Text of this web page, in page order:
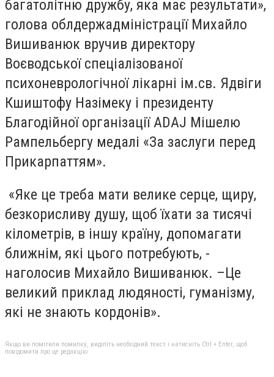
багатолітню дружбу, яка має результати»,
голова облдержадміністрації Михайло
Вишиванюк вручив директору
Воєводської спеціалізованої
психоневрологічної лікарні ім.св. Ядвіги
Кшиштофу Назімеку і президенту
Благодійної організації ADAJ Мішелю
Рампельбергу медалі «За заслуги перед
Прикарпаттям».
«Яке це треба мати велике серце, щиру,
безкорисливу душу, щоб їхати за тисячі
кілометрів, в іншу країну, допомагати
ближнім, які цього потребують, -
наголосив Михайло Вишиванюк. –Це
великий приклад людяності, гуманізму,
які не знають кордонів».
Якщо ви помітили помилку, виділіть необхідний текст і натисніть Ctrl + Enter, щоб
повідомити про це редакцію